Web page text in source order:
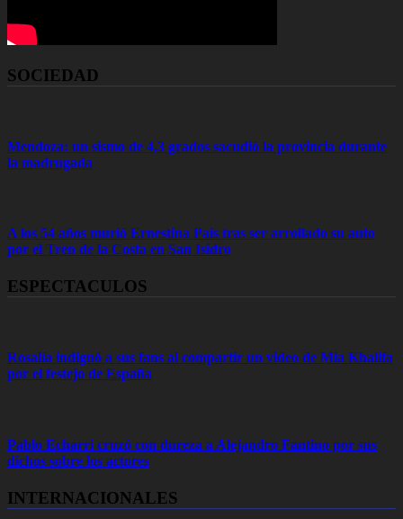
SOCIEDAD
Mendoza: un sismo de 4,3 grados sacudió la provincia durante
la madrugada
A los 54 años murió Ernestina Pais tras ser arrollado su auto
por el Tren de la Costa en San Isidro
ESPECTACULOS
Rosalía indignó a sus fans al compartir un video de Mia Khalifa
por el festejo de España
Pablo Echarri cruzó con dureza a Alejandro Fantino por sus
dichos sobre los actores
INTERNACIONALES